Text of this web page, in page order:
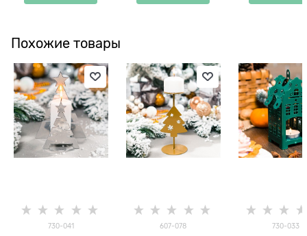
Похожие товары
730-041 607-078 730-033